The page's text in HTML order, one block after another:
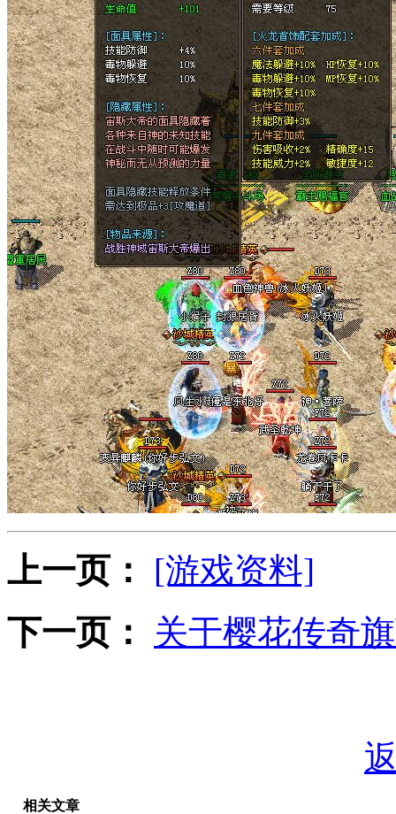
上一页：
[游戏资料]
下一页：
关于樱花传奇
相关文章